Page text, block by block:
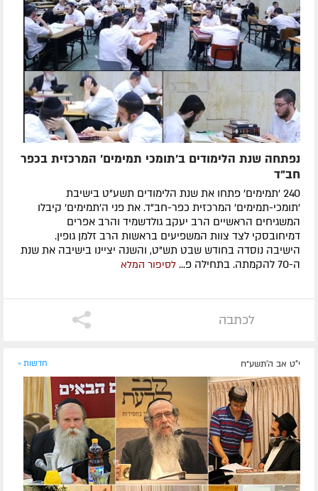
נפתחה שנת הלימודים ב'תומכי תמימים' המרכזית בכפר
חב"ד
240 'תמימים' פתחו את שנת הלימודים תשע"ט בישיבת
'תומכי-תמימים' המרכזית כפר-חב"ד. את פני ה'תמימים' קיבלו
המשגיחים הראשיים הרב יעקב גולדשמיד והרב אפרים
דמיחובסקי לצד צוות המשפיעים בראשות הרב זלמן גופין.
הישיבה נוסדה בחודש שבט תש"ט, והשנה יציינו בישיבה את שנת
ה-70 להקמתה. בתחילה פ...
לסיפור המלא
לכתבה
י"ט אב ה׳תשע״ח חדשות »